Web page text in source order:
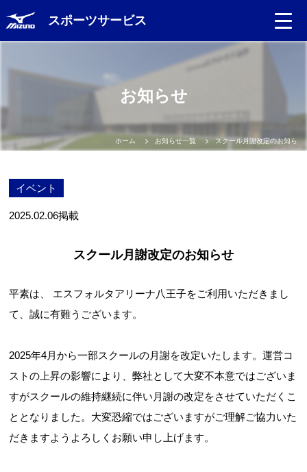
スポーツサービス
Language
日本語
English
お知らせ
ホーム お知らせ一覧 スクール月謝改定のお知らせ
イベント
2025.02.06掲載
スクール月謝改定のお知らせ
平素は、 エスフォルタアリーナ八王子をご利用いただきまし
て、誠に有難うございます。
2025年4月から一部スクールの月謝を改定いたします。運営コ
ストの上昇の影響により、弊社として大変不本意ではございま
すがスクールの維持継続に伴い月謝の改定をさせていただくこ
ととなりました。大変恐縮ではございますがご理解ご協力いた
だきますようよろしくお願い申し上げます。